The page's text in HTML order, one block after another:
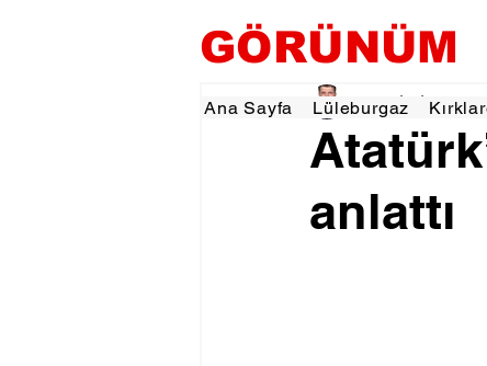
GÖRÜNÜM
Ana Sayfa Lüleburgaz
anlattı
Tevfik İŞÇİ 23 Ara